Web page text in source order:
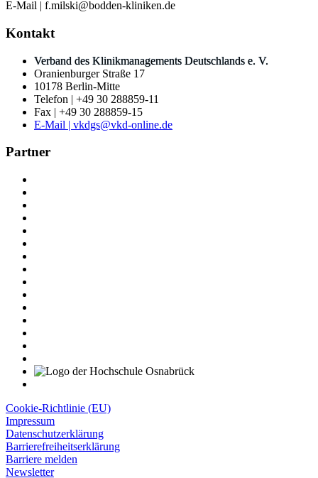
E-Mail | f.milski@bodden-kliniken.de
Kontakt
Verband des Klinikmanagements Deutschlands e. V.
Oranienburger Straße 17
10178 Berlin-Mitte
Telefon | +49 30 288859-11
Fax | +49 30 288859-15
E-Mail | vkdgs@vkd-online.de
Partner
Cookie-Richtlinie (EU)
Impressum
Datenschutzerklärung
Barrierefreiheitserklärung
Barriere melden
Newsletter